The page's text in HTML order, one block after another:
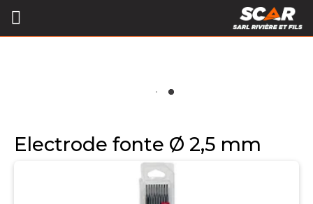
Electrode fonte Ø 2,5 mm